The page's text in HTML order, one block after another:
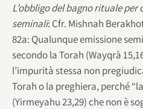
L’obbligo del bagno rituale
seminali: Cfr. Mishnah
82a: Qualunque emissione
secondo la Torah (Wayqrà
l’impurità stessa non
Torah o la preghiera, perché
(Yirmeyahu 23,29) che non è